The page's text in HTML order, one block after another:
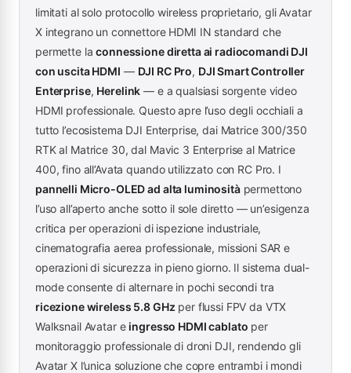
limitati al solo protocollo wireless proprietario, gli Avatar
X integrano un connettore HDMI IN standard che
permette laconnessione diretta ai radiocomandi DJI
con uscita HDMI — DJI RC Pro, DJI Smart Controller
Enterprise, Herelink — e a qualsiasi sorgente video
HDMI professionale. Questo apre l’uso degli occhiali a
tutto l’ecosistema DJI Enterprise, dai Matrice 300/350
RTK al Matrice 30, dal Mavic 3 Enterprise al Matrice
400, fino all’Avata quando utilizzato con RC Pro. I
pannelli Micro-OLED ad alta luminositàpermettono
l’uso all’aperto anche sotto il sole diretto — un’esigenza
critica per operazioni di ispezione industriale,
cinematografia aerea professionale, missioni SAR e
operazioni di sicurezza in pieno giorno. Il sistema dual-
mode consente di alternare in pochi secondi tra
ricezione wireless 5.8 GHz per flussi FPV da VTX
Walksnail Avatar e ingresso HDMI cablato per
monitoraggio professionale di droni DJI, rendendo gli
Avatar X l’unica soluzione che copre entrambi i mondi